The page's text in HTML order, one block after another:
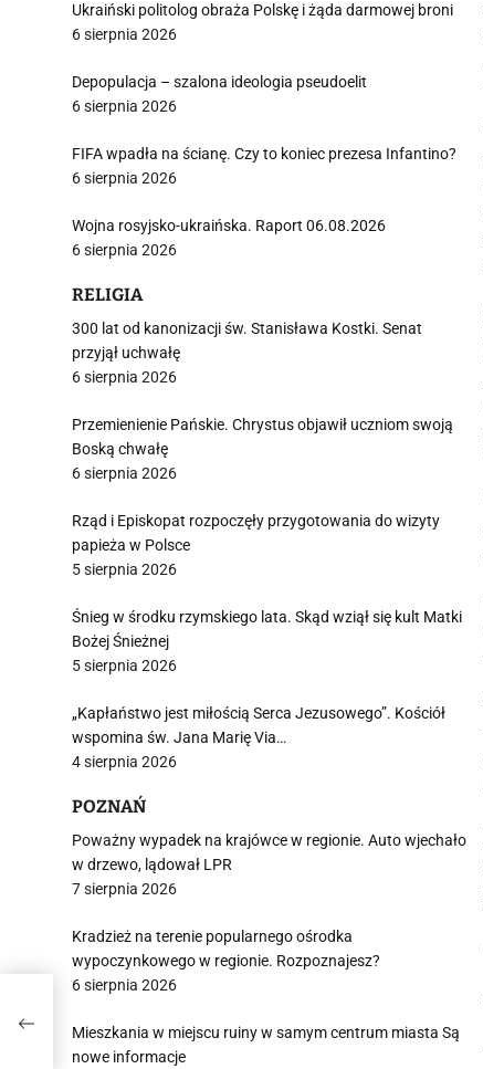
Ukraiński politolog obraża Polskę i żąda darmowej broni
6 sierpnia 2026
Depopulacja – szalona ideologia pseudoelit
6 sierpnia 2026
FIFA wpadła na ścianę. Czy to koniec prezesa Infantino?
6 sierpnia 2026
Wojna rosyjsko-ukraińska. Raport 06.08.2026
6 sierpnia 2026
RELIGIA
300 lat od kanonizacji św. Stanisława Kostki. Senat
przyjął uchwałę
6 sierpnia 2026
Przemienienie Pańskie. Chrystus objawił uczniom swoją
Boską chwałę
6 sierpnia 2026
Rząd i Episkopat rozpoczęły przygotowania do wizyty
papieża w Polsce
5 sierpnia 2026
Śnieg w środku rzymskiego lata. Skąd wziął się kult Matki
Bożej Śnieżnej
5 sierpnia 2026
„Kapłaństwo jest miłością Serca Jezusowego”. Kościół
wspomina św. Jana Marię Via…
4 sierpnia 2026
POZNAŃ
Poważny wypadek na krajówce w regionie. Auto wjechało
w drzewo, lądował LPR
7 sierpnia 2026
Kradzież na terenie popularnego ośrodka
wypoczynkowego w regionie. Rozpoznajesz?
6 sierpnia 2026
Mieszkania w miejscu ruiny w samym centrum miasta Są
nowe informacje